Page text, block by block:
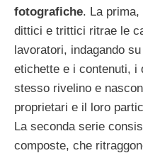
fotografiche. La
dittici e trittici ritrae le
lavoratori, indagando
etichette e i contenuti, i
stesso rivelino e
proprietari e il loro
La seconda serie
composte, che